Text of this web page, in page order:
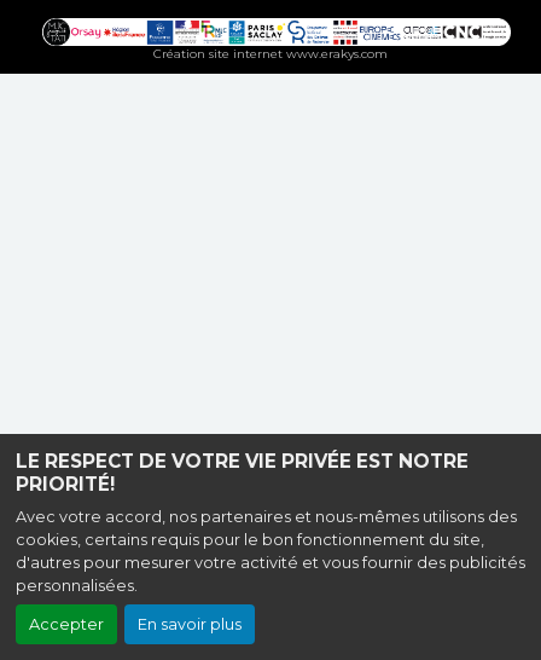
LE RESPECT DE VOTRE VIE PRIVÉE EST NOTRE
PRIORITÉ!
Avec votre accord, nos partenaires et nous-mêmes utilisons des
cookies, certains requis pour le bon fonctionnement du site,
d'autres pour mesurer votre activité et vous fournir des publicités
personnalisées.
Accepter En savoir plus
Création site internet www.erakys.com